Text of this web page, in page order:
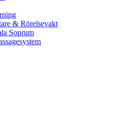
& Rörelsevakt
Soprum